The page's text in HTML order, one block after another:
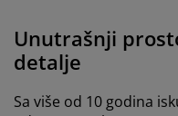
Unutrašnji
detalje
Sa više od 10 godina